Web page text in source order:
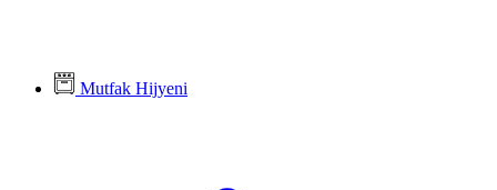
Mutfak Hijyeni